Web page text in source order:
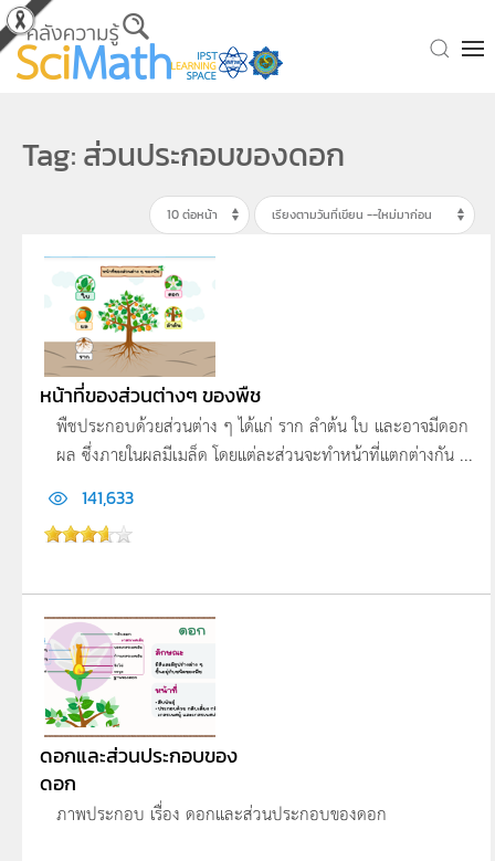
Skip to main content
Tag: ส่วนประกอบของดอก
หน้าที่ของส่วนต่างๆ ของพืช
พืชประกอบด้วยส่วนต่าง ๆ ได้แก่ ราก ลำต้น ใบ และอาจมีดอก
ผล ซึ่งภายในผลมีเมล็ด โดยแต่ละส่วนจะทำหน้าที่แตกต่างกัน ...
141,633
ดอกและส่วนประกอบของ
ดอก
ภาพประกอบ เรื่อง ดอกและส่วนประกอบของดอก